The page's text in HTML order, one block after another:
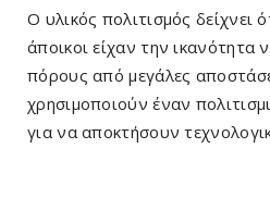
Ο υλικός πολιτισμός δείχνει
άποικοι είχαν την ικανότητα
πόρους από μεγάλες
χρησιμοποιούν έναν
για να αποκτήσουν